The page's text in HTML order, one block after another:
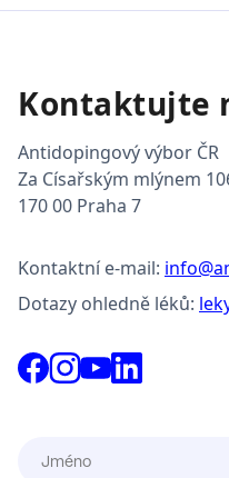
Kontaktujte
Antidopingový výbor ČR
Za Císařským mlýnem
170 00 Praha 7
Kontaktní e-mail:
Dotazy ohledně léků: